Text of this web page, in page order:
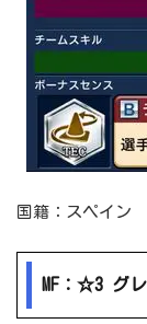
国籍：スペイン
MF：☆3 グ